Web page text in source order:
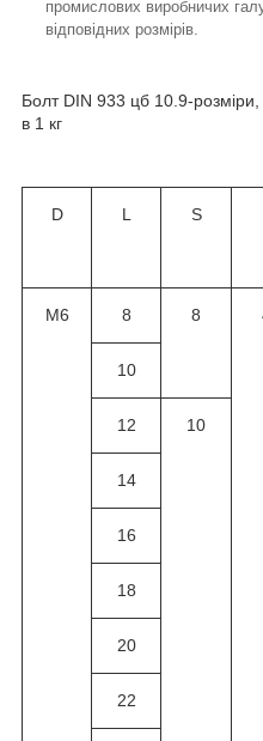
промислових виробничих
відповідних розмірів.
Болт DIN 933 цб 10.9-розміри,
в 1 кг
D L S
M6 8 8
10
12 10
14
16
18
20
22